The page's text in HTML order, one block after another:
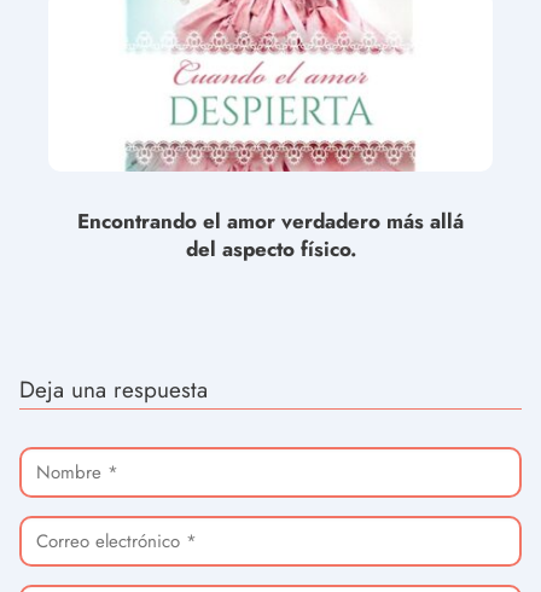
Encontrando el amor verdadero más allá
del aspecto físico.
Deja una respuesta